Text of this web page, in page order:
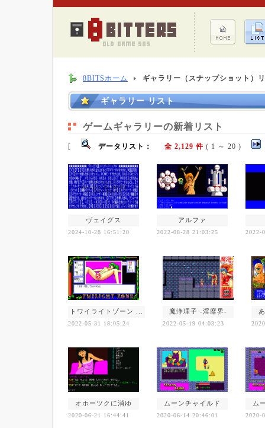
8BITSホーム ギャラリー（スナップショット）
ギャラリー リスト
ゲームギャラリーの新着リスト
[ データリスト： 全 2,129 件 ( 1 ～ 20 )
ヴェイグス
2024-10-28 16:51:20
アルファ
2022-08-28 21:03:25
2022-
トワイライトゾーン ...
2022-05-31 18:05:24
魔浄理子 -淫靡界-
2022-05-19 04:03:23
オホーツクに消ゆ
2020-06-21 16:44:41
ムーンチャイルド
2020-06-14 20:46:01
ム
2020-